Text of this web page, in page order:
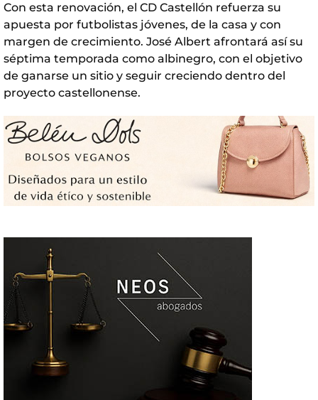
Con esta renovación, el CD Castellón refuerza su
apuesta por futbolistas jóvenes, de la casa y con
margen de crecimiento. José Albert afrontará así su
séptima temporada como albinegro, con el objetivo
de ganarse un sitio y seguir creciendo dentro del
proyecto castellonense.